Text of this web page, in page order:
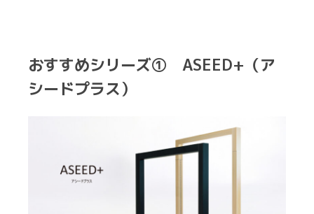
おすすめシリーズ① ASEED+（ア
シードプラス）